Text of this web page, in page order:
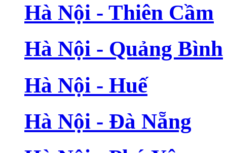
Hà Nội - Thiên Cầm
Hà Nội - Quảng Bình
Hà Nội - Huế
Hà Nội - Đà Nẵng